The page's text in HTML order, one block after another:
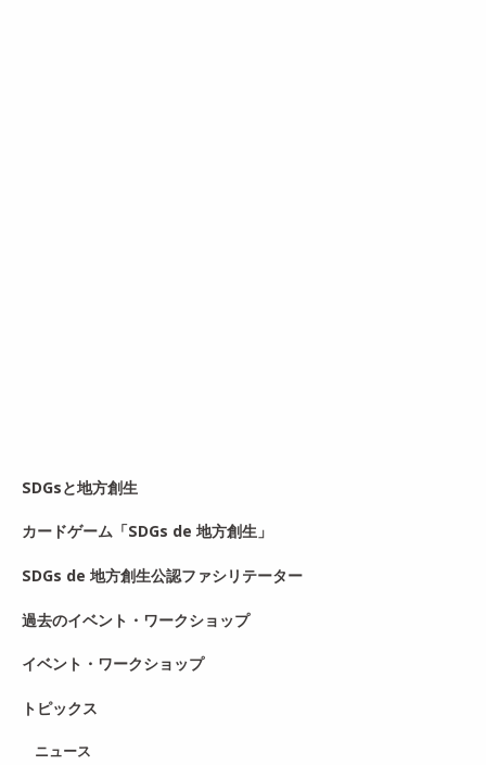
SDGsと地方創生
カードゲーム「SDGs de 地方創生」
SDGs de 地方創生公認ファシリテーター
過去のイベント・ワークショップ
イベント・ワークショップ
トピックス
ニュース